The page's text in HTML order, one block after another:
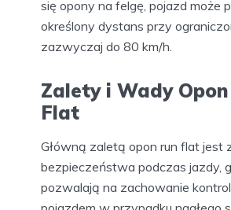
się opony na felgę, pojazd może
określony dystans przy
zazwyczaj do 80 km/h.
Zalety i Wady
Flat
Główną zaletą opon run flat jest
bezpieczeństwa podczas jazdy,
pozwalają na zachowanie